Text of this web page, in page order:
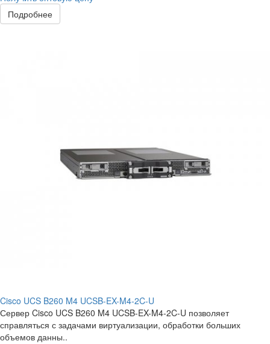
Подробнее
Cisco UCS B260 M4 UCSB-EX-M4-2C-U
Сервер Cisco UCS B260 M4 UCSB-EX-M4-2C-U позволяет
справляться с задачами виртуализации, обработки больших
объемов данны..